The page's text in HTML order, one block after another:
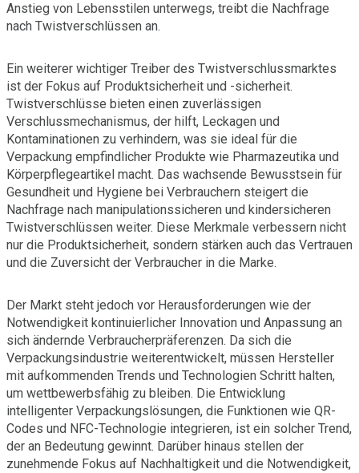
Anstieg von Lebensstilen unterwegs, treibt die Nachfrage
nach Twistverschlüssen an.
Ein weiterer wichtiger Treiber des Twistverschlussmarktes
ist der Fokus auf Produktsicherheit und -sicherheit.
Twistverschlüsse bieten einen zuverlässigen
Verschlussmechanismus, der hilft, Leckagen und
Kontaminationen zu verhindern, was sie ideal für die
Verpackung empfindlicher Produkte wie Pharmazeutika und
Körperpflegeartikel macht. Das wachsende Bewusstsein für
Gesundheit und Hygiene bei Verbrauchern steigert die
Nachfrage nach manipulationssicheren und kindersicheren
Twistverschlüssen weiter. Diese Merkmale verbessern nicht
nur die Produktsicherheit, sondern stärken auch das Vertrauen
und die Zuversicht der Verbraucher in die Marke.
Der Markt steht jedoch vor Herausforderungen wie der
Notwendigkeit kontinuierlicher Innovation und Anpassung an
sich ändernde Verbraucherpräferenzen. Da sich die
Verpackungsindustrie weiterentwickelt, müssen Hersteller
mit aufkommenden Trends und Technologien Schritt halten,
um wettbewerbsfähig zu bleiben. Die Entwicklung
intelligenter Verpackungslösungen, die Funktionen wie QR-
Codes und NFC-Technologie integrieren, ist ein solcher Trend,
der an Bedeutung gewinnt. Darüber hinaus stellen der
zunehmende Fokus auf Nachhaltigkeit und die Notwendigkeit,